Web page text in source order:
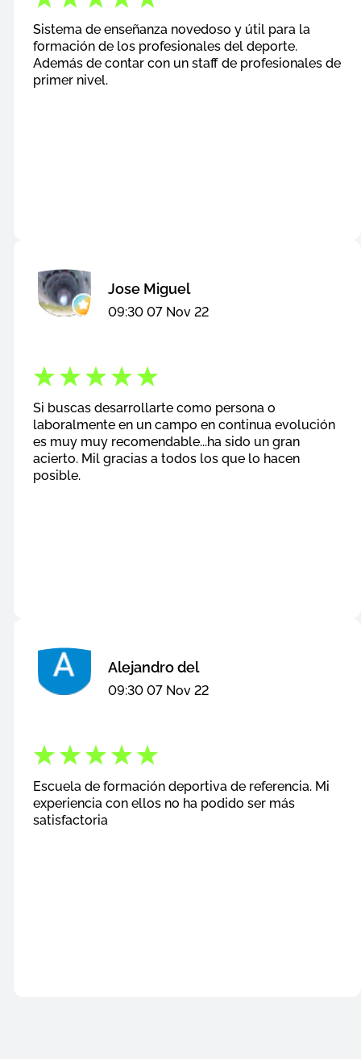
Sistema de enseñanza novedoso y útil para la
formación de los profesionales del deporte.
Además de contar con un staff de profesionales de
primer nivel.
Jose Miguel
09:30 07 Nov 22
Si buscas desarrollarte como persona o
laboralmente en un campo en continua evolución
es muy muy recomendable...ha sido un gran
acierto. Mil gracias a todos los que lo hacen
posible.
Alejandro del
09:30 07 Nov 22
Escuela de formación deportiva de referencia. Mi
experiencia con ellos no ha podido ser más
satisfactoria